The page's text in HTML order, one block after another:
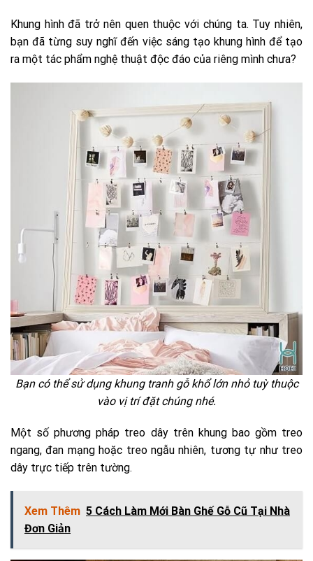
Khung hình đã trở nên quen thuộc với chúng ta. Tuy nhiên,
bạn đã từng suy nghĩ đến việc sáng tạo khung hình để tạo
ra một tác phẩm nghệ thuật độc đáo của riêng mình chưa?
Bạn có thể sử dụng khung tranh gỗ khổ lớn nhỏ tuỳ thuộc
vào vị trí đặt chúng nhé.
Một số phương pháp treo dây trên khung bao gồm treo
ngang, đan mạng hoặc treo ngẫu nhiên, tương tự như treo
dây trực tiếp trên tường.
Xem Thêm 5 Cách Làm Mới Bàn Ghế Gỗ Cũ Tại Nhà
Đơn Giản